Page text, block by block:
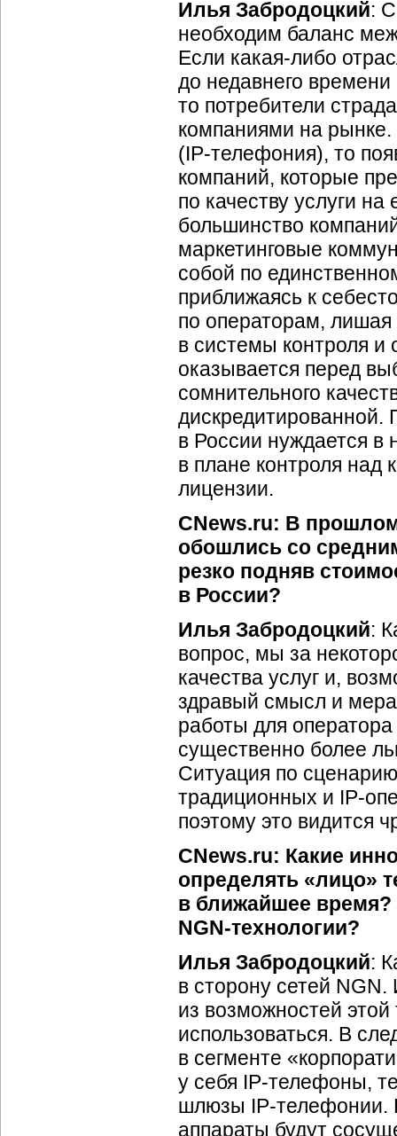
Илья Забродоцкий:
необходим баланс
Если какая-либо
до недавнего
то потребители
компаниями на рынке.
(IP-телефония), то
компаний, которые
по качеству услуги
большинство
маркетинговые
собой по
приближаясь к
по операторам, лишая
в системы контроля и
оказывается перед
сомнительного
в России нуждается в
в плане контроля над
лицензии.
CNews.ru: В
обошлись со
резко подняв
в России?
Илья Забродоцкий:
вопрос, мы за
качества услуг и,
здравый смысл и
работы для оператора
существенно более
Ситуация по
традиционных и IP-
поэтому это видится
CNews.ru: Какие
определять «лицо»
в ближайшее время?
NGN-технологии?
Илья Забродоцкий:
в сторону сетей
из возможностей этой
использоваться. В
в сегменте
у себя IP-телефоны,
шлюзы IP-телефонии.
аппараты будут